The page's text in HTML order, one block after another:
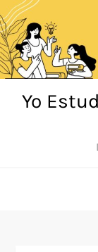
Saltar
al
contenido
Yo